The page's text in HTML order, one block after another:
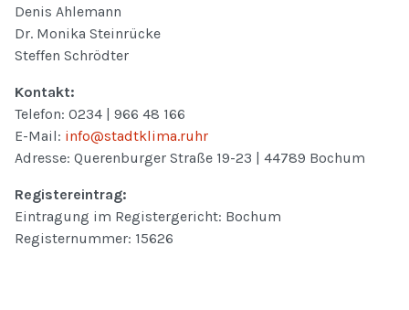
Denis Ahlemann
Dr. Monika Steinrücke
Steffen Schrödter
Kontakt:
Telefon: 0234 | 966 48 166
E-Mail: info@stadtklima.ruhr
Adresse: Querenburger Straße 19-23 | 44789 Bochum
Registereintrag:
Eintragung im Registergericht: Bochum
Registernummer: 15626